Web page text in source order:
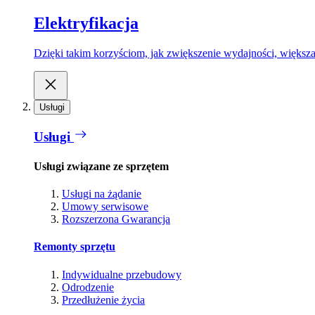
Elektryfikacja
Dzięki takim korzyściom, jak zwiększenie wydajności,
Usługi
Usługi
Usługi związane ze sprzętem
Usługi na żądanie
Umowy serwisowe
Rozszerzona Gwarancja
Remonty sprzętu
Indywidualne przebudowy
Odrodzenie
Przedłużenie życia